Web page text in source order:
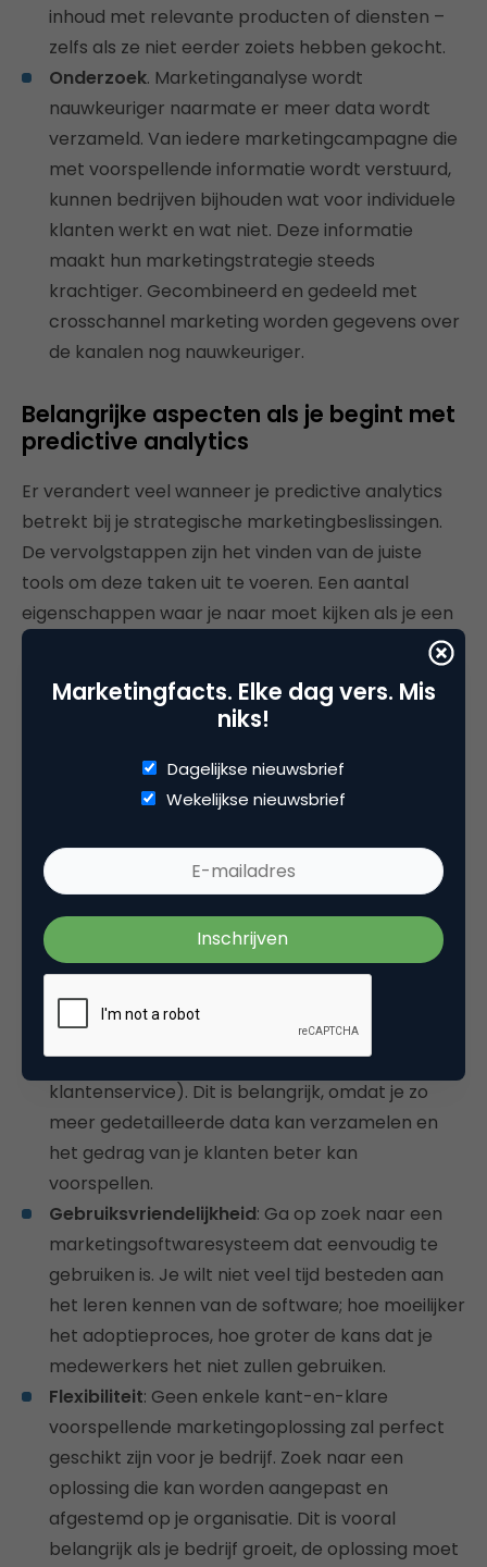
inhoud met relevante producten of diensten –
zelfs als ze niet eerder zoiets hebben gekocht.
Onderzoek. Marketinganalyse wordt
nauwkeuriger naarmate er meer data wordt
verzameld. Van iedere marketingcampagne die
met voorspellende informatie wordt verstuurd,
kunnen bedrijven bijhouden wat voor individuele
klanten werkt en wat niet. Deze informatie
maakt hun marketingstrategie steeds
krachtiger. Gecombineerd en gedeeld met
crosschannel marketing worden gegevens over
de kanalen nog nauwkeuriger.
Belangrijke aspecten als je begint met
predictive analytics
Er verandert veel wanneer je predictive analytics
betrekt bij je strategische marketingbeslissingen.
De vervolgstappen zijn het vinden van de juiste
tools om deze taken uit te voeren. Een aantal
eigenschappen waar je naar moet kijken als je een
crosschannel marketingsysteem met
: Zoek naar een oplossing met
voorspellende technologie in eenvoudig te
gebruiken sjablonen. De meeste
marketingsoftware biedt de mogelijkheid om je
eigen materiaal te uploaden en vervolgens de
voorspellende modelberekeningen te
marketingmateriaal kan opbouwen.
Eenvoudige integratie: Je wilt een systeem
waarmee je marketing kan integreren met de
andere onderdelen van je bedrijf waar je
contact hebt met de klant (zoals verkoop en
klantenservice). Dit is belangrijk, omdat je zo
meer gedetailleerde data kan verzamelen en
het gedrag van je klanten beter kan
voorspellen.
Gebruiksvriendelijkheid: Ga op zoek naar een
marketingsoftwaresysteem dat eenvoudig te
gebruiken is. Je wilt niet veel tijd besteden aan
het leren kennen van de software; hoe moeilijker
het adoptieproces, hoe groter de kans dat je
medewerkers het niet zullen gebruiken.
Flexibiliteit: Geen enkele kant-en-klare
voorspellende marketingoplossing zal perfect
geschikt zijn voor je bedrijf. Zoek naar een
oplossing die kan worden aangepast en
afgestemd op je organisatie. Dit is vooral
belangrijk als je bedrijf groeit, de oplossing moet
Marketingfacts. Elke dag vers. Mis
niks!
Dagelijkse nieuwsbrief
Wekelijkse nieuwsbrief